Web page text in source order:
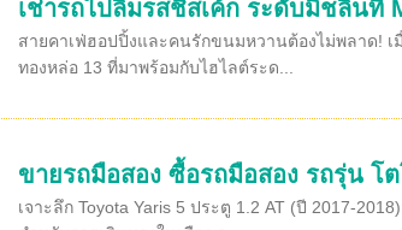
เช่ารถไปลิ้มรสชีสเค้ก ระดับมิชลินที่
สายคาเฟ่ฮอปปิ้งและคนรักขนมหวานต้องไม่พลาด! เ
ทองหล่อ 13 ที่มาพร้อมกับไฮไลต์ระด...
ขายรถมือสอง ซื้อรถมือสอง รถรุ่น โ
เจาะลึก Toyota Yaris 5 ประตู 1.2 AT (ปี 2017-